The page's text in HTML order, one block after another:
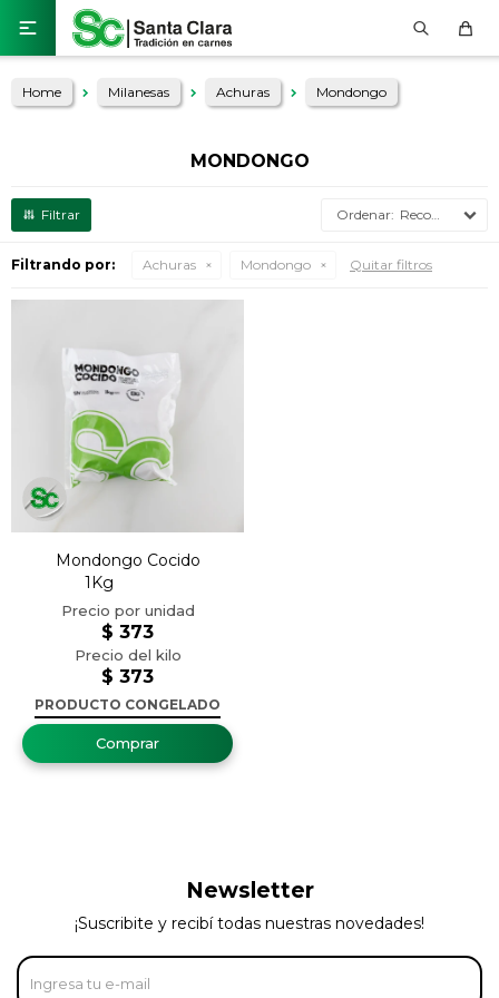

Home Milanesas Achuras Mondongo
MONDONGO
Recomendados
Filtrando por: Achuras Mondongo Quitar filtros
Mondongo Cocido
1Kg
$ 373
$ 373
PRODUCTO CONGELADO
Newsletter
¡Suscribite y recibí todas nuestras novedades!